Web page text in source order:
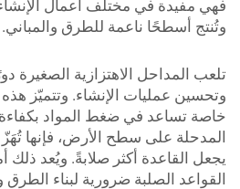
فهي مفيدة في مختلف أعمال
وتُنتج أسطحًا ناعمة للطرق والمباني.
تلعب المداحل الاهتزازية الصغيرة
وتحسين عمليات الإنشاء. وتتميّز هذه
خاصة تساعد في ضغط المواد
المدحلة على سطح الأرض، فإنها تُهَزّ
يجعل القاعدة أكثر صلابةً. ويُعد ذلك
القواعد الصلبة ضرورية لبناء الطرق